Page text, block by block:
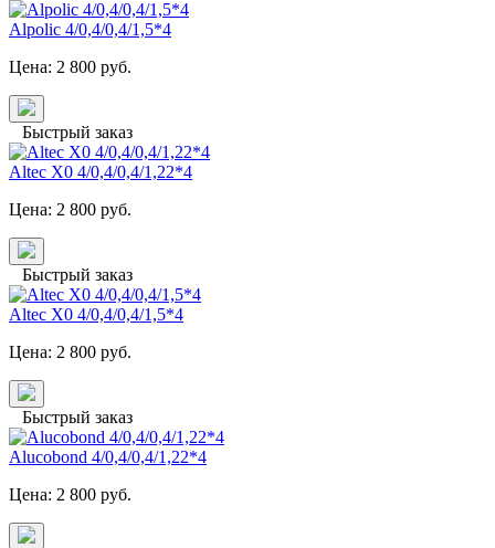
Alpolic 4/0,4/0,4/1,5*4
Цена: 2 800 руб.
Быстрый заказ
Altec X0 4/0,4/0,4/1,22*4
Цена: 2 800 руб.
Быстрый заказ
Altec X0 4/0,4/0,4/1,5*4
Цена: 2 800 руб.
Быстрый заказ
Alucobond 4/0,4/0,4/1,22*4
Цена: 2 800 руб.